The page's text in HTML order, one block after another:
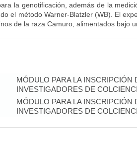
la genotificación, además de la
el método Warner-Blatzler (WB). El
de la raza Camuro, alimentados bajo
MÓDULO PARA LA INSCRIPCIÓN
INVESTIGADORES DE
MÓDULO PARA LA INSCRIPCIÓN
INVESTIGADORES DE